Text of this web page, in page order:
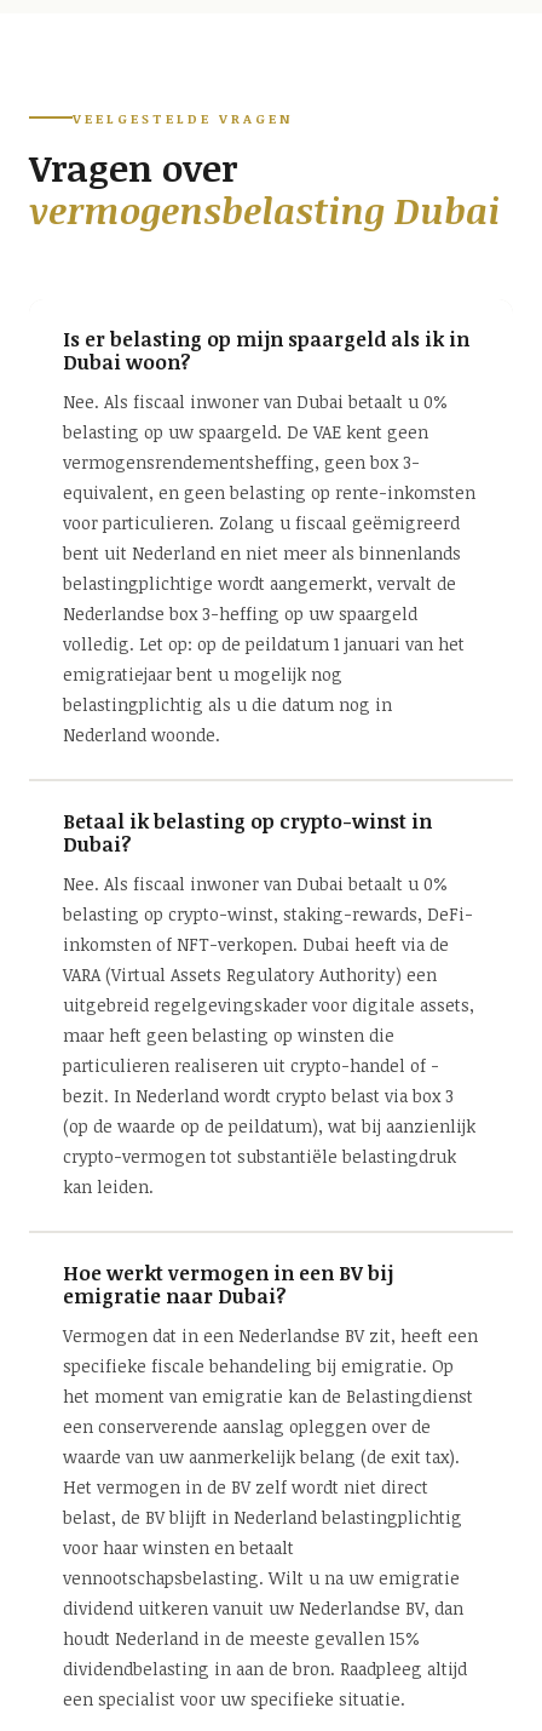
VEELGESTELDE VRAGEN
Vragen over
vermogensbelasting Dubai
Is er belasting op mijn spaargeld als ik in
Dubai woon?
Nee. Als fiscaal inwoner van Dubai betaalt u 0%
belasting op uw spaargeld. De VAE kent geen
vermogensrendementsheffing, geen box 3-
equivalent, en geen belasting op rente-inkomsten
voor particulieren. Zolang u fiscaal geëmigreerd
bent uit Nederland en niet meer als binnenlands
belastingplichtige wordt aangemerkt, vervalt de
Nederlandse box 3-heffing op uw spaargeld
volledig. Let op: op de peildatum 1 januari van het
emigratiejaar bent u mogelijk nog
belastingplichtig als u die datum nog in
Nederland woonde.
Betaal ik belasting op crypto-winst in
Dubai?
Nee. Als fiscaal inwoner van Dubai betaalt u 0%
belasting op crypto-winst, staking-rewards, DeFi-
inkomsten of NFT-verkopen. Dubai heeft via de
VARA (Virtual Assets Regulatory Authority) een
uitgebreid regelgevingskader voor digitale assets,
maar heft geen belasting op winsten die
particulieren realiseren uit crypto-handel of -
bezit. In Nederland wordt crypto belast via box 3
(op de waarde op de peildatum), wat bij aanzienlijk
crypto-vermogen tot substantiële belastingdruk
kan leiden.
Hoe werkt vermogen in een BV bij
emigratie naar Dubai?
Vermogen dat in een Nederlandse BV zit, heeft een
specifieke fiscale behandeling bij emigratie. Op
het moment van emigratie kan de Belastingdienst
een conserverende aanslag opleggen over de
waarde van uw aanmerkelijk belang (de exit tax).
Het vermogen in de BV zelf wordt niet direct
belast, de BV blijft in Nederland belastingplichtig
voor haar winsten en betaalt
vennootschapsbelasting. Wilt u na uw emigratie
dividend uitkeren vanuit uw Nederlandse BV, dan
houdt Nederland in de meeste gevallen 15%
dividendbelasting in aan de bron. Raadpleeg altijd
een specialist voor uw specifieke situatie.